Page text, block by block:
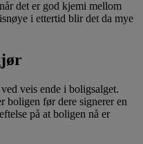
det er god kjemi mellom
i ettertid blir det da mye
veis ende i boligsalget.
boligen før dere signerer en
på at boligen nå er